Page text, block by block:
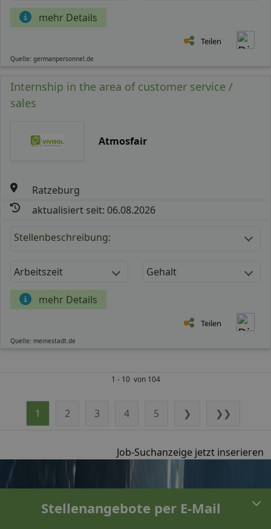
mehr Details
Teilen
Quelle: germanpersonnel.de
Internship in the area of customer service /
sales
Atmosfair
Ratzeburg
aktualisiert seit: 06.08.2026
Stellenbeschreibung:
Arbeitszeit Gehalt
mehr Details
Teilen
Quelle: meinestadt.de
1 - 10 von 104
1 2 3 4 5 ❯ ❯❯
Job-Suchanzeige jetzt inserieren
Stellenangebote per E-Mail